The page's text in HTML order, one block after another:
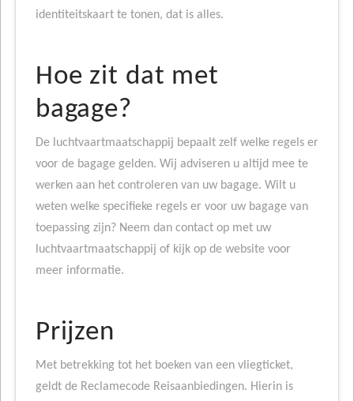
identiteitskaart te tonen, dat is alles.
Hoe zit dat met
bagage?
De luchtvaartmaatschappij bepaalt zelf welke regels er
voor de bagage gelden. Wij adviseren u altijd mee te
werken aan het controleren van uw bagage. Wilt u
weten welke specifieke regels er voor uw bagage van
toepassing zijn? Neem dan contact op met uw
luchtvaartmaatschappij of kijk op de website voor
meer informatie.
Prijzen
Met betrekking tot het boeken van een vliegticket,
geldt de Reclamecode Reisaanbiedingen. Hierin is